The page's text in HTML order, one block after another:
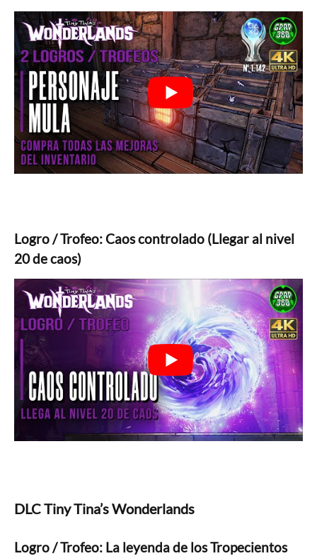
Logro / Trofeo: Caos controlado (Llegar al nivel
20 de caos)
DLC Tiny Tina’s Wonderlands
Logro / Trofeo: La leyenda de los Tropecientos